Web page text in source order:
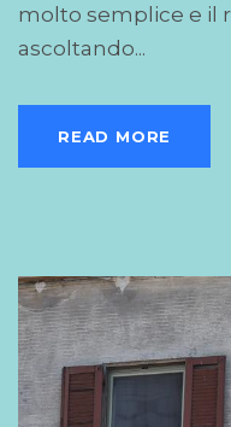
molto semplice e il
ascoltando...
READ MORE